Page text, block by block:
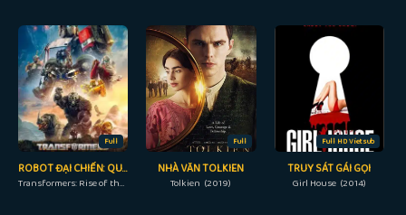
Full
ROBOT ĐẠI CHIẾN: QUÁI THÚ TRỖI DẬY
Transformers: Rise of the Beasts (2023)
Full
NHÀ VĂN TOLKIEN
Tolkien (2019)
Full HD Vietsub
TRUY SÁT GÁI GỌI
Girl House (2014)